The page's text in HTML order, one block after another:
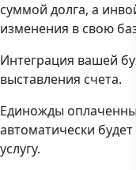
суммой долга, а
изменения в свою
Интеграция вашей
выставления счета.
Единожды
автоматически
услугу.